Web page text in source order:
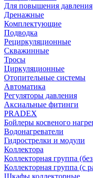
Для повышения давления
Дренажные
Комплектующие
Подводка
Рециркуляционные
Скважинные
Тросы
Циркуляционные
Отопительные системы
Автоматика
Регуляторы давления
Аксиальные фитинги
PRADEX
Бойлеры косвеного
Водонагреватели
Гидрострелки и модули
Коллектора
Коллекторная группа
Коллекторная группа (с
Шкафы коллекторные